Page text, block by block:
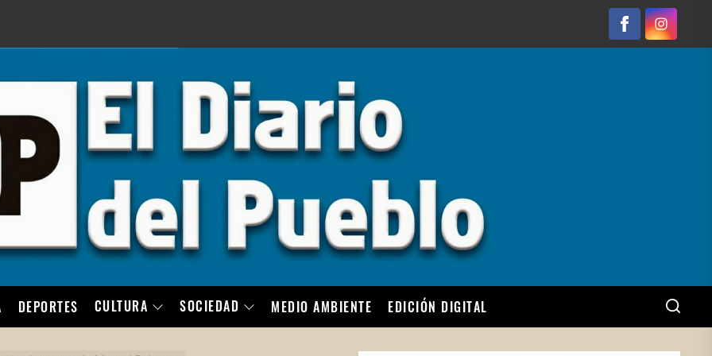
FacebookInstagram
DEPORTES CULTURA SOCIEDAD MEDIO AMBIENTE EDICIÓN DIGITAL